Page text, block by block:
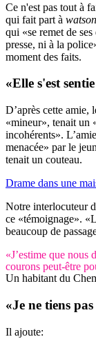
Ce n'est pas tout à
qui fait part à watson
qui «se remet de
presse, ni à la
moment des faits.
«Elle s'est
D’après cette amie,
«mineur», tenait un
incohérents».
menacée» par le
tenait un couteau.
Drame dans une
Notre interlocuteur
ce «témoignage».
beaucoup de
«J’estime que nous
courons peut-être
Un habitant du
«Je ne tiens
Il ajoute: